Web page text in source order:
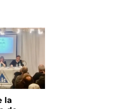
la